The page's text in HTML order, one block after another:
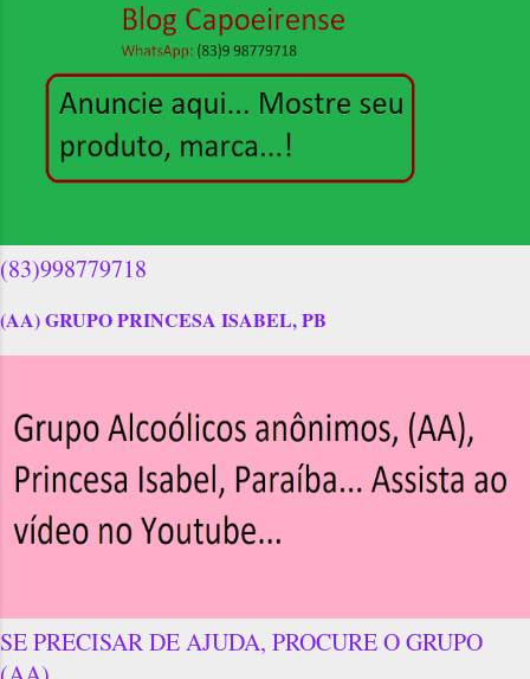
(83)998779718
(AA) GRUPO PRINCESA ISABEL, PB
SE PRECISAR DE AJUDA, PROCURE O GRUPO